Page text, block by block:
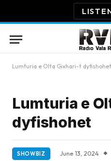
Lumturia e Olta Gixhari-t dyfishohet
Lumturia e
dyfishohet
SHOWBIZ June 13, 2024